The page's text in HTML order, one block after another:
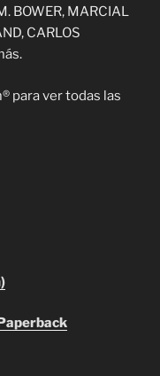
BOWER, MARCIAL
CARLOS
para ver todas las